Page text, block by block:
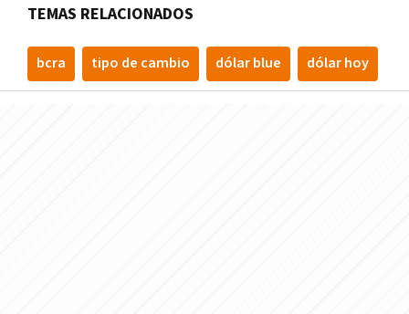
TEMAS RELACIONADOS
bcra tipo de cambio dólar blue dólar hoy